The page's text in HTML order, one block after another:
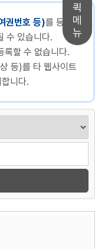
퀵
메
뉴
권번호 등)를 등록할
수 있습니다.
록할 수 없습니다.
등)를 타 웹사이트
니다.